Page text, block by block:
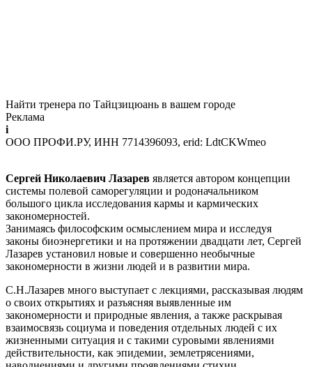
Найти тренера по Тайцзицюань в вашем городе
Реклама
i
ООО ПРОФИ.РУ, ИНН 7714396093, erid: LdtCKWmeo
Сергей Николаевич Лазарев является автором концепции
системы полевой саморегуляции и родоначальником
большого цикла исследования кармы и кармических
закономерностей.
Занимаясь философским осмыслением мира и исследуя
законы биоэнергетики и на протяжении двадцати лет, Сергей
Лазарев установил новые и совершенно необычные
закономерности в жизни людей и в развитии мира.
С.Н.Лазарев много выступает с лекциями, рассказывая людям
о своих открытиях и разъясняя выявленные им
закономерности и природные явления, а также раскрывая
взаимосвязь социума и поведения отдельных людей с их
жизненными ситуация и с такими суровыми явлениями
действительности, как эпидемии, землетрясениями,